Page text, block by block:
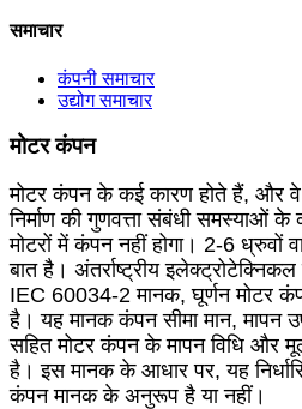
समाचार
कंपनी समाचार
उद्योग समाचार
मोटर कंपन
मोटर कंपन के कई कारण होते हैं, और वे
निर्माण की गुणवत्ता संबंधी समस्याओं
मोटरों में कंपन नहीं होगा। 2-6 ध्रुवों
बात है। अंतर्राष्ट्रीय
IEC 60034-2 मानक, घूर्णन मोटर
है। यह मानक कंपन सीमा मान, मापन
सहित मोटर कंपन के मापन विधि और
है। इस मानक के आधार पर, यह
कंपन मानक के अनुरूप है या नहीं।